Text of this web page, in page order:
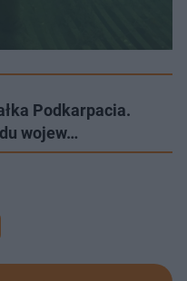
Podkarpacia.
wojew…